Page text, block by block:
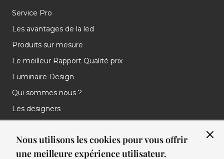
Nous utilisons les cookies pour vous offrir
une meilleure expérience utilisateur.
Service Pro
Les avantages de la led
Produits sur mesure
Le meilleur Rapport Qualité prix
Luminaire Design
Qui sommes nous ?
Les designers
Nos réalisations
Nos Clients